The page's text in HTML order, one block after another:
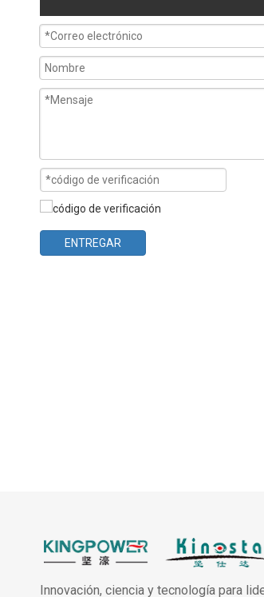
ENTREGAR
Innovación, ciencia y tecnología para